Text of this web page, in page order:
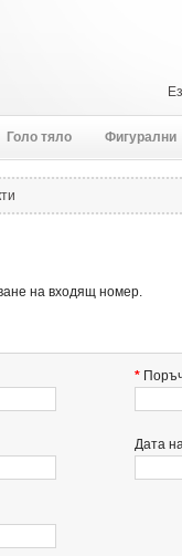
Голо тяло Фигурални
на входящ номер.
*
Дата